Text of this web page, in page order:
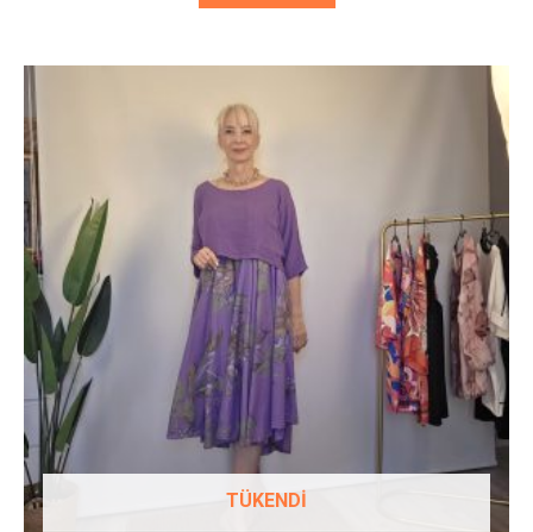
TÜKENDI
varyasyonu
Seçenekler
sayfasından
seçilebilir